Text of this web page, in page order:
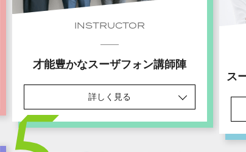
INSTRUCTOR
才能豊かなスーザフォン講師陣
詳しく見る
ス